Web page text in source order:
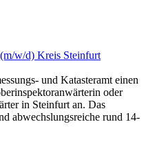
w/d) Kreis Steinfurt
und Katasteramt einen
oder
in Steinfurt an. Das
abwechslungsreiche rund 14-